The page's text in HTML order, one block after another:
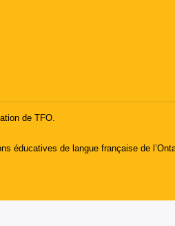
de TFO.
éducatives de langue française de